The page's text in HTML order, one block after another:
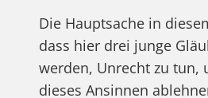
Die Hauptsache in
dass hier drei junge
werden, Unrecht zu tun,
dieses Ansinnen